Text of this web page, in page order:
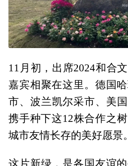
11月初，出席2024和合
嘉宾相聚在这里。德国
市、波兰凯尔采市、美
携手种下这12株合作之
城市友情长存的美好愿景。
这片新绿，是各国友谊